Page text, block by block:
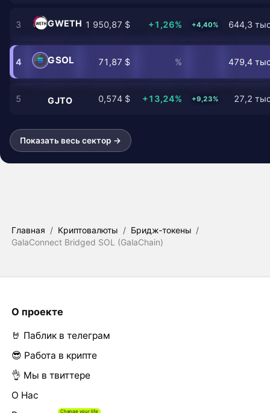
3 GWETH 1 950,87 $ +1,26% +4,40% 644,3
4 GSOL 71,87 $ % 479,4
5 GJTO 0,574 $ +13,24% +9,23% 27,2
Показать весь сектор →
Главная / Криптовалюты / Бридж‑токены /
GalaConnect Bridged SOL (GalaChain)
О проекте
🤘 Паблик в телеграм
😎 Работа в крипте
👌 Мы в твиттере
О Нас